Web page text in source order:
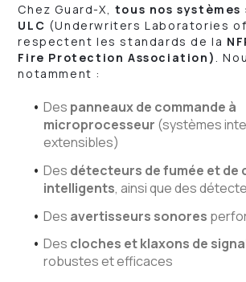
Chez Guard-X, tous nos
ULC (Underwriters Laboratories
respectent les standards de la
Fire Protection Association).
notamment :
Des panneaux de commande à
microprocesseur (systèmes
extensibles)
Des détecteurs de fumée et de
intelligents, ainsi que des
Des avertisseurs sonores
Des cloches et klaxons de
robustes et efficaces